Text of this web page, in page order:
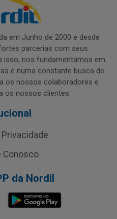
em Junho de 2000 e desde
parcerias com seus
isso, nos fundamentamos em
e numa constante busca de
os nossos colaboradores e
os nossos clientes.
Conosco
da Nordil